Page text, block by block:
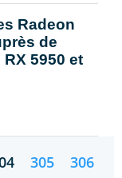
Radeon
de
RX 5950 et
305
306